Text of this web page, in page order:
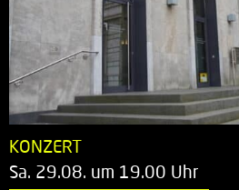
KONZERT
Sa. 29.08. um 19.00 Uhr